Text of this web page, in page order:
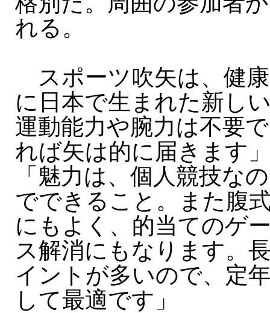
れる。
スポーツ吹矢は、健
に日本で生まれた新し
運動能力や腕力は不要
れば矢は的に届きます
「魅力は、個人競技な
でできること。また腹
にもよく、的当てのゲ
ス解消にもなります。
イントが多いので、定
して最適です」